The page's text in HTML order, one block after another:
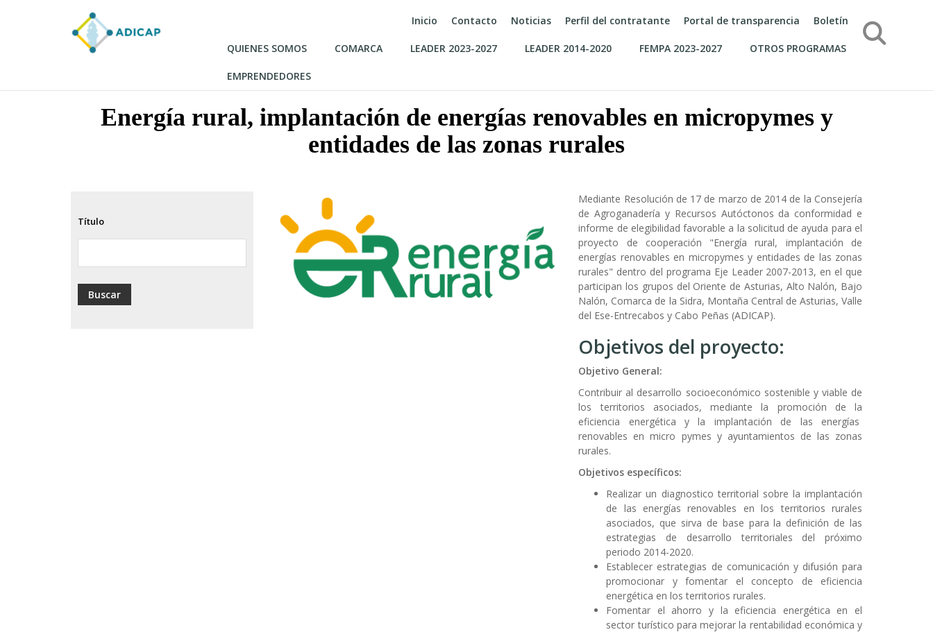
Inicio Contacto Noticias Perfil del contratante Portal de transparencia Boletín
QUIENES SOMOS COMARCA LEADER 2023-2027 LEADER 2014-2020 FEMPA 2023-2027 OTROS PROGRAMAS
EMPRENDEDORES
Búsqueda
Energía rural, implantación de energías renovables en micropymes y
entidades de las zonas rurales
Título
Mediante Resolución de 17 de marzo de 2014 de la Consejería
de Agroganadería y Recursos Autóctonos da conformidad e
informe de elegibilidad favorable a la solicitud de ayuda para el
proyecto de cooperación "Energía rural, implantación de
energías renovables en micropymes y entidades de las zonas
rurales" dentro del programa Eje Leader 2007-2013, en el que
participan los grupos del Oriente de Asturias, Alto Nalón, Bajo
Nalón, Comarca de la Sidra, Montaña Central de Asturias, Valle
del Ese-Entrecabos y Cabo Peñas (ADICAP).
Objetivos del proyecto:
Objetivo General:
Contribuir al desarrollo socioeconómico sostenible y viable de
los territorios asociados, mediante la promoción de la
eficiencia energética y la implantación de las energías
renovables en micro pymes y ayuntamientos de las zonas
rurales.
Objetivos específicos:
Realizar un diagnostico territorial sobre la implantación
de las energías renovables en los territorios rurales
asociados, que sirva de base para la definición de las
estrategias de desarrollo territoriales del próximo
periodo 2014-2020.
Establecer estrategias de comunicación y difusión para
promocionar y fomentar el concepto de eficiencia
energética en los territorios rurales.
Fomentar el ahorro y la eficiencia energética en el
sector turístico para mejorar la rentabilidad económica y